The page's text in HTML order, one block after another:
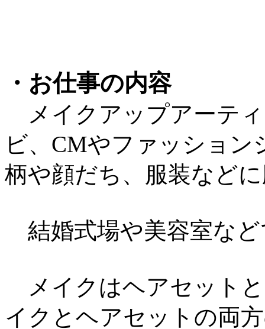
・お仕事の内容
メイクアップアーテ
ビ、CMやファッショ
柄や顔だち、服装など
結婚式場や美容室な
メイクはヘアセット
イクとヘアセットの両